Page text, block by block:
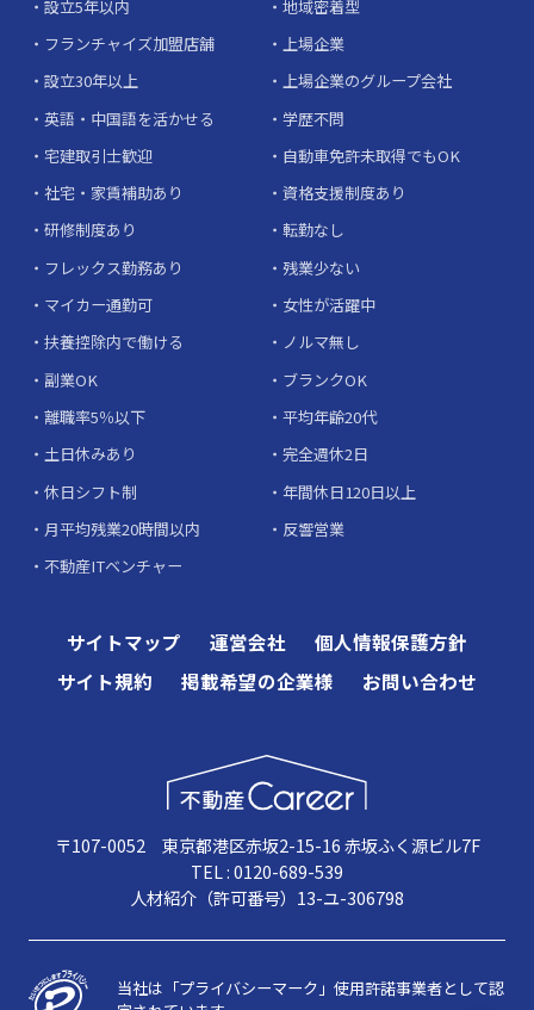
設立5年以内
地域密着型
フランチャイズ加盟店舗
上場企業
設立30年以上
上場企業のグループ会社
英語・中国語を活かせる
学歴不問
宅建取引士歓迎
自動車免許未取得でもOK
社宅・家賃補助あり
資格支援制度あり
研修制度あり
転勤なし
フレックス勤務あり
残業少ない
マイカー通勤可
女性が活躍中
扶養控除内で働ける
ノルマ無し
副業OK
ブランクOK
離職率5％以下
平均年齢20代
土日休みあり
完全週休2日
休日シフト制
年間休日120日以上
月平均残業20時間以内
反響営業
不動産ITベンチャー
サイトマップ 運営会社
個人情報保護方針
サイト規約
掲載希望の企業様 お問い合わせ
〒107-0052 東京都港区赤坂2-15-16 赤坂ふく源ビル7F
TEL : 0120-689-539
人材紹介（許可番号）13-ユ-306798
当社は「プライバシーマーク」使用許諾事業者として認